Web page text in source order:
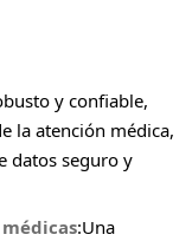
y confiable,
la atención médica,
datos seguro y
:Una